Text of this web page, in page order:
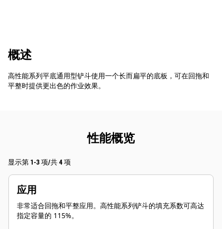
概述
高性能系列平底通用型铲斗使用一个长而扁平的底板，可在回拖和
平整时提供更出色的作业效果。
性能概览
显示第 1-3 项/共 4 项
应用
非常适合回拖和平整应用。高性能系列铲斗的填充系数可高达
指定容量的 115%。